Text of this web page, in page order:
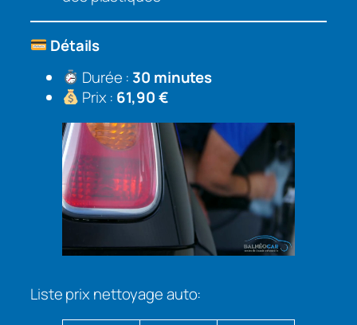
Détails
Durée : 30 minutes
Prix : 61,90 €
Liste prix nettoyage auto: